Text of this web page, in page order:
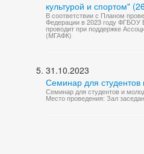
культурой и спортом"
В соответствии с Планом
Федерации в 2023 году ФГБОУ
проводит при поддержке
(МГАФК)
31.10.2023
Семинар для
Семинар для студентов и
Место проведения: Зал